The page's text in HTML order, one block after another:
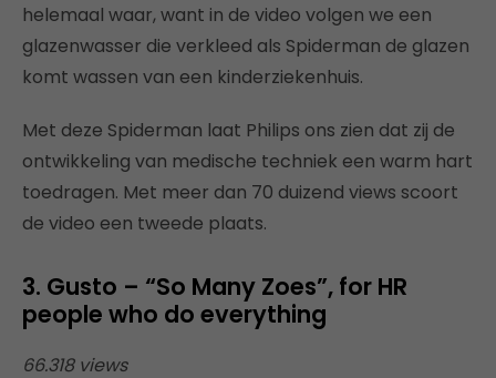
helemaal waar, want in de video volgen we een
glazenwasser die verkleed als Spiderman de glazen
komt wassen van een kinderziekenhuis.
Met deze Spiderman laat Philips ons zien dat zij de
ontwikkeling van medische techniek een warm hart
toedragen. Met meer dan 70 duizend views scoort
de video een tweede plaats.
3. Gusto – “So Many Zoes”, for HR
people who do everything
66.318 views